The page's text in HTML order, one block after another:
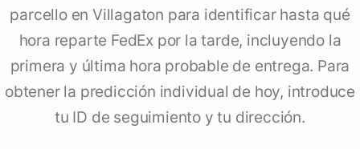
parcello en Villagaton para identificar hasta qué
hora reparte FedEx por la tarde, incluyendo la
primera y última hora probable de entrega. Para
obtener la predicción individual de hoy, introduce
tu ID de seguimiento y tu dirección.